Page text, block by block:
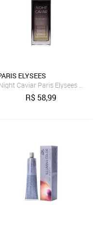
Eau de Toilette - Perfume
ELYSEES
Caviar Paris Elysees
R$ 58,99